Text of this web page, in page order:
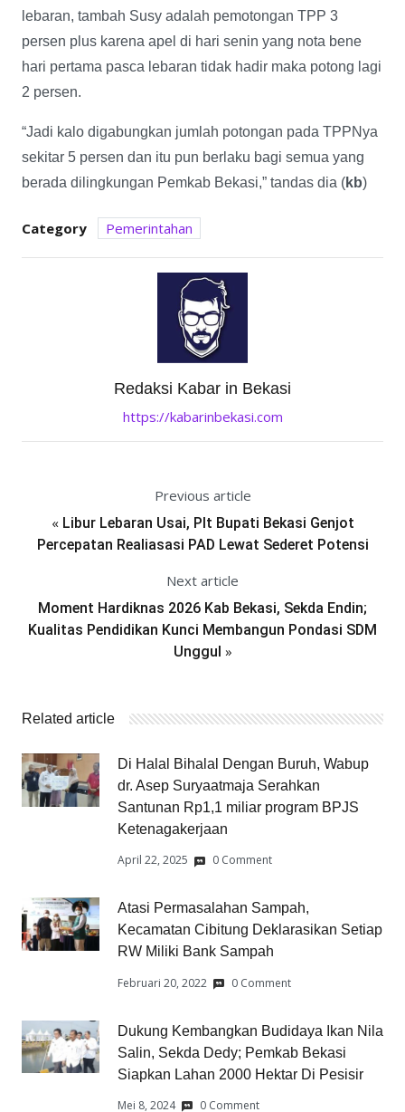
lebaran, tambah Susy adalah pemotongan TPP 3
persen plus karena apel di hari senin yang nota bene
hari pertama pasca lebaran tidak hadir maka potong lagi
2 persen.
“Jadi kalo digabungkan jumlah potongan pada TPPNya
sekitar 5 persen dan itu pun berlaku bagi semua yang
berada dilingkungan Pemkab Bekasi,” tandas dia (kb)
Category Pemerintahan
Redaksi Kabar in Bekasi
https://kabarinbekasi.com
Previous article
« Libur Lebaran Usai, Plt Bupati Bekasi Genjot
Percepatan Realiasasi PAD Lewat Sederet Potensi
Next article
Moment Hardiknas 2026 Kab Bekasi, Sekda Endin;
Kualitas Pendidikan Kunci Membangun Pondasi SDM
Unggul »
Related article
Di Halal Bihalal Dengan Buruh, Wabup
dr. Asep Suryaatmaja Serahkan
Santunan Rp1,1 miliar program BPJS
Ketenagakerjaan
April 22, 2025 0 Comment
Atasi Permasalahan Sampah,
Kecamatan Cibitung Deklarasikan Setiap
RW Miliki Bank Sampah
Februari 20, 2022 0 Comment
Dukung Kembangkan Budidaya Ikan Nila
Salin, Sekda Dedy; Pemkab Bekasi
Siapkan Lahan 2000 Hektar Di Pesisir
Mei 8, 2024 0 Comment